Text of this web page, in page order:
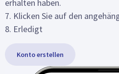
erhalten haben.
7. Klicken Sie auf den
8. Erledigt
Konto erstellen